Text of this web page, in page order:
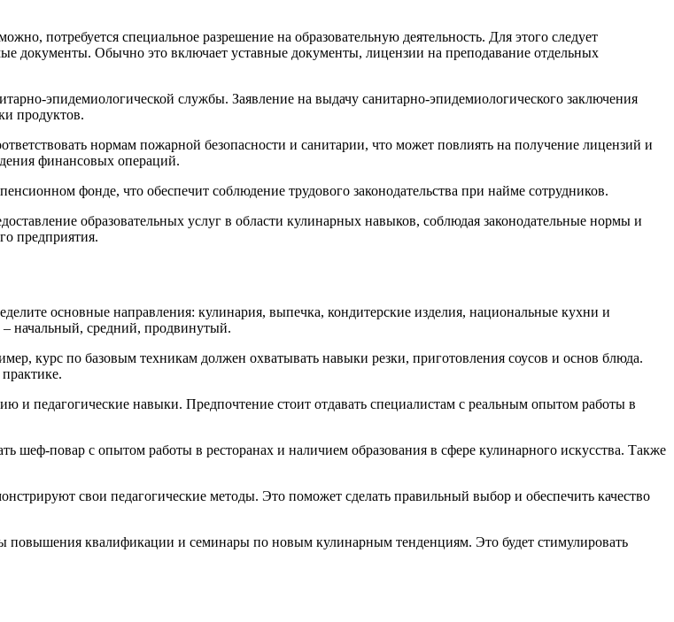
потребуется специальное разрешение на образовательную деятельность. Для этого следует
документы. Обычно это включает уставные документы, лицензии на преподавание отдельных
эпидемиологической службы. Заявление на выдачу санитарно-эпидемиологического заключения
продуктов.
нормам пожарной безопасности и санитарии, что может повлиять на получение лицензий и
финансовых операций.
фонде, что обеспечит соблюдение трудового законодательства при найме сотрудников.
образовательных услуг в области кулинарных навыков, соблюдая законодательные нормы и
предприятия.
основные направления: кулинария, выпечка, кондитерские изделия, национальные кухни и
начальный, средний, продвинутый.
курс по базовым техникам должен охватывать навыки резки, приготовления соусов и основ блюда.
и педагогические навыки. Предпочтение стоит отдавать специалистам с реальным опытом работы в
шеф-повар с опытом работы в ресторанах и наличием образования в сфере кулинарного искусства. Также
свои педагогические методы. Это поможет сделать правильный выбор и обеспечить качество
повышения квалификации и семинары по новым кулинарным тенденциям. Это будет стимулировать